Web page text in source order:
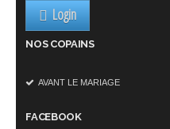
Login
NOS COPAINS
AVANT LE MARIAGE
FACEBOOK